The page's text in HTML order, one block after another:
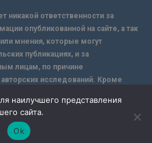
никакой ответственности за
опубликованной на сайте, а так
мнения, которые могут
публикациях, и за
лицам, по причине
исследований. Кроме
Сайт не несет ответственности за
наилучшего представления
сайта.
Ok